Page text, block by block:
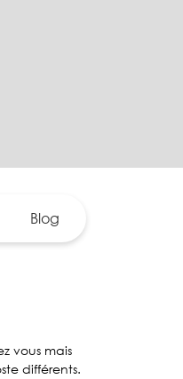
Blog
vous mais
différents.